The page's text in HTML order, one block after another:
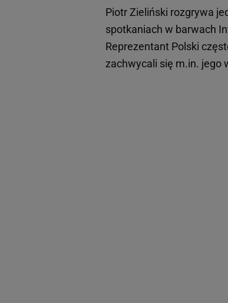
Piotr Zieliński rozgrywa
spotkaniach w barwach
Reprezentant Polski
zachwycali się m.in. jego